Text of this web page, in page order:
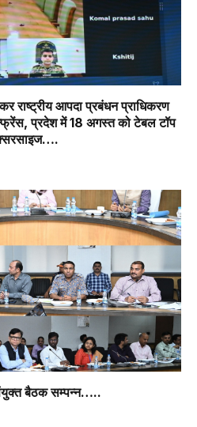
राष्ट्रीय आपदा प्रबंधन प्राधिकरण
प्रदेश में 18 अगस्त को टेबल टॉप
बैठक सम्पन्न…..